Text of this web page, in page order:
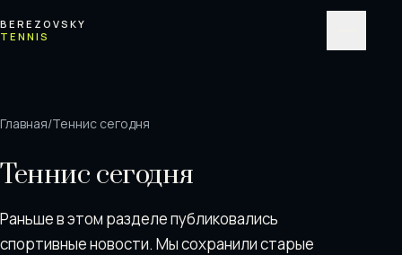
BEREZOVSKY
TENNIS
Главная/Теннис сегодня
Теннис сегодня
Раньше в этом разделе публиковались
спортивные новости. Мы сохранили старые